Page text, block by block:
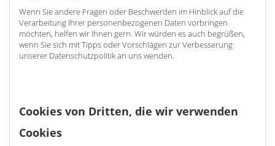
Wenn Sie andere Fragen oder Beschwerden im Hinblick auf die
Verarbeitung Ihrer personenbezogenen Daten vorbringen
möchten, helfen wir Ihnen gern. Wir würden es auch begrüßen,
wenn Sie sich mit Tipps oder Vorschlägen zur Verbesserung
unserer Datenschutzpolitik an uns wenden.
Cookies von Dritten, die wir verwenden
Cookies